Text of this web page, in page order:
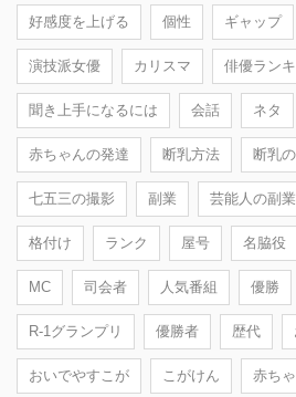
好感度を上げる 個性 ギャップ
演技派女優 カリスマ 俳優ラン
聞き上手になるには 会話 ネタ
赤ちゃんの発達 断乳方法 断乳
七五三の撮影 副業 芸能人の副業
格付け ランク 屋号 名脇役
MC 司会者 人気番組 優勝
R-1グランプリ 優勝者 歴代
おいでやすこが こがけん 赤ち